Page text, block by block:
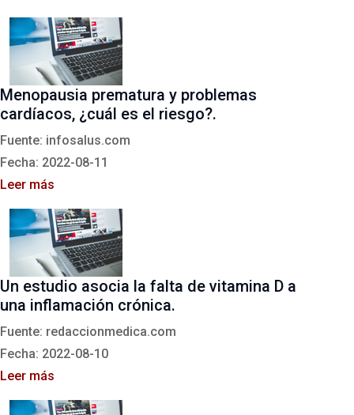
Menopausia prematura y problemas
cardíacos, ¿cuál es el riesgo?.
Fuente: infosalus.com
Fecha: 2022-08-11
Leer más
Un estudio asocia la falta de vitamina D a
una inflamación crónica.
Fuente: redaccionmedica.com
Fecha: 2022-08-10
Leer más